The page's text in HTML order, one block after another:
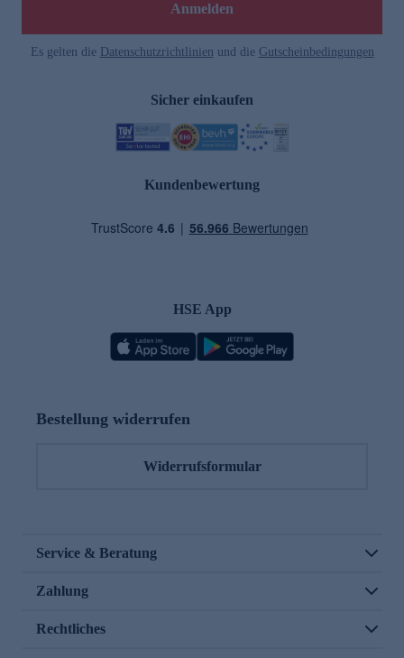
Anmelden
Es gelten die Datenschutzrichtlinien und die Gutscheinbedingungen
Sicher einkaufen
Kundenbewertung
HSE App
Bestellung widerrufen
Widerrufsformular
Service & Beratung
Zahlung
Rechtliches